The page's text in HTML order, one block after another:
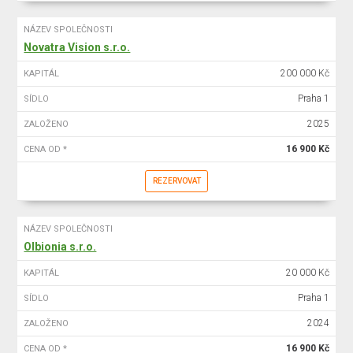
NÁZEV SPOLEČNOSTI
Novatra Vision s.r.o.
KAPITÁL 200 000 Kč
SÍDLO Praha 1
ZALOŽENO 2025
CENA OD * 16 900 Kč
REZERVOVAT
NÁZEV SPOLEČNOSTI
Olbionia s.r.o.
KAPITÁL 20 000 Kč
SÍDLO Praha 1
ZALOŽENO 2024
CENA OD * 16 900 Kč